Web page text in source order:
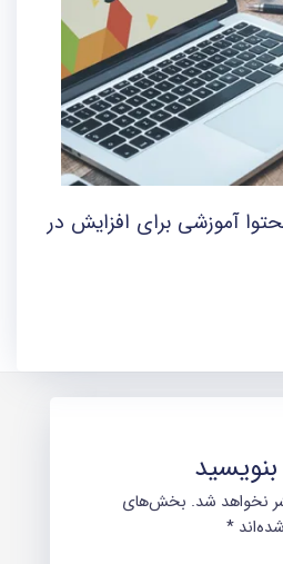
آموزشی برای افزایش در
نخواهد شد. بخش‌های
*